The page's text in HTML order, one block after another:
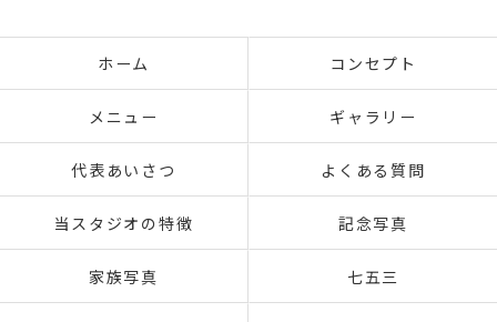
ホーム コンセプト
メニュー ギャラリー
代表あいさつ よくある質問
当スタジオの特徴 記念写真
家族写真 七五三